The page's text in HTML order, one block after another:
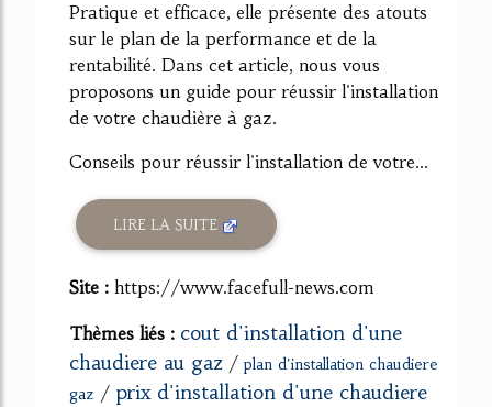
Pratique et efficace, elle présente des atouts
sur le plan de la performance et de la
rentabilité. Dans cet article, nous vous
proposons un guide pour réussir l'installation
de votre chaudière à gaz.
Conseils pour réussir l'installation de votre...
LIRE LA SUITE
Site : https://www.facefull-news.com
Thèmes liés : cout d'installation d'une
chaudiere au gaz / plan d'installation chaudiere
gaz / prix d'installation d'une chaudiere